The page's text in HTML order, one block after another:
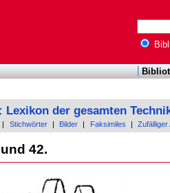
Lexikon der gesamten
Stichwörter Bilder Faksimiles Zufälliger
42.